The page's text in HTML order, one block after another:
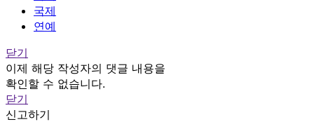
국제
연예
닫기
이제 해당 작성자의 댓글 내용을
확인할 수 없습니다.
닫기
신고하기